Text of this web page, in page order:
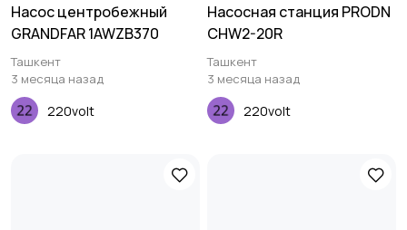
Насос центробежный
GRANDFAR 1AWZB370
Ташкент
3 месяца назад
220volt
Насосная станция PRODN
CHW2-20R
Ташкент
3 месяца назад
220volt